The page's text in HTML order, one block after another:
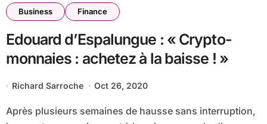
Business Finance
Edouard d’Espalungue : « Crypto-
monnaies : achetez à la baisse ! »
Richard Sarroche Oct 26, 2020
Après plusieurs semaines de hausse sans interruption,